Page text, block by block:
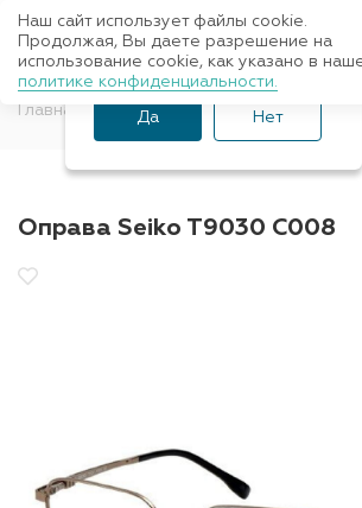
Главная Оправы для очков Seiko
Оправа Seiko T9030 C008
Ваш город Санкт-
Петербург?
Да Нет
Наш сайт использует файлы cookie.
Продолжая, Вы даете разрешение на
использование cookie, как указано в
политике конфиденциальности.